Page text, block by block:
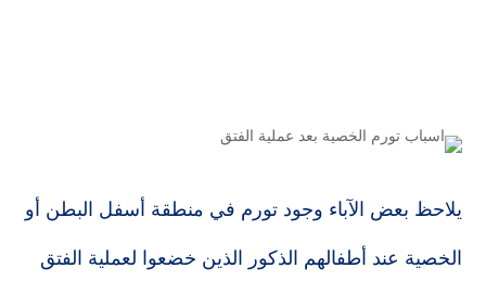
يلاحظ بعض الآباء وجود تورم في منطقة أسفل البطن أو
الخصية عند أطفالهم الذكور الذين خضعوا لعملية الفتق